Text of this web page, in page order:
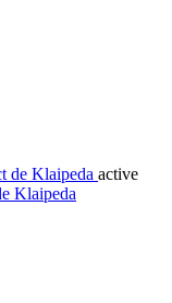
active
Klaipeda